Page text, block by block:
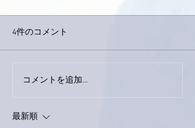
巨大なイタチきゅうり。
4件のコメント
コメントを追加…
最新順